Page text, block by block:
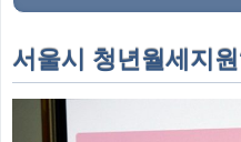
서울시 청년월세지